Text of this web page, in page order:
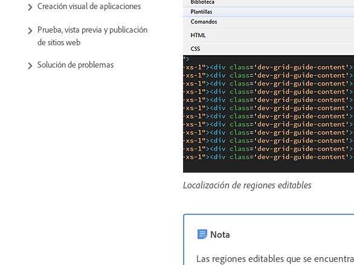
Creación visual de aplicaciones
Prueba, vista previa y publicación
de sitios web
Solución de problemas
Localización de regiones editables
Nota
Las regiones editables que se